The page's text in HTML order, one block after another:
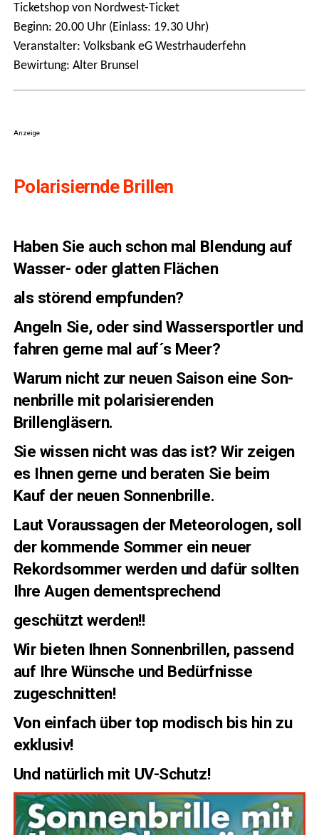
Ticket­shop von Nord­west-Ticket
Beginn: 20.00 Uhr (Ein­lass: 19.30 Uhr)
Ver­an­stal­ter: Volks­bank eG West­rhau­der­fehn
Bewir­tung: Alter Brunsel
Anzeige
Pola­ri­si­ern­de Brillen
Haben Sie auch schon mal Blen­dung auf
Was­ser- oder glat­ten Flächen
als stö­rend empfunden?
Angeln Sie, oder sind Was­ser­sport­ler und
fah­ren ger­ne mal auf´s Meer?
War­um nicht zur neu­en Sai­son eine Son­
nen­bril­le mit pola­ri­sie­ren­den
Brillengläsern.
Sie wis­sen nicht was das ist? Wir zei­gen
es Ihnen ger­ne und bera­ten Sie beim
Kauf der neu­en Sonnenbrille.
Laut Vor­aus­sa­gen der Meteo­ro­lo­gen, soll
der kom­men­de Som­mer ein neu­er
Rekord­som­mer wer­den und dafür soll­ten
Ihre Augen dementsprechend
geschützt wer­den!!
Wir bie­ten Ihnen Son­nen­bril­len, pas­send
auf Ihre Wün­sche und Bedürf­nis­se
zugeschnitten!
Von ein­fach über top modisch bis hin zu
exklusiv!
Und natür­lich mit UV-Schutz!